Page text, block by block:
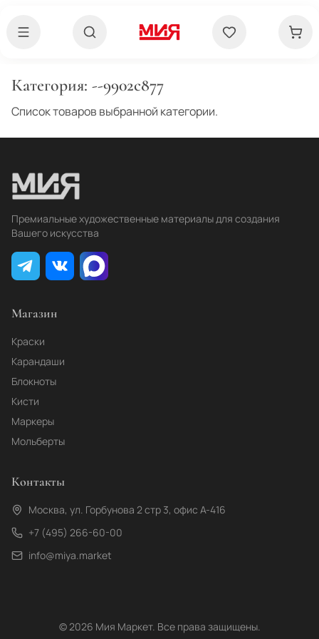
Категория: --9902c877
Список товаров выбранной категории.
Премиальные художественные материалы для создания
Вашего искусства
Магазин
Краски
Карандаши
Блокноты
Кисти
Маркеры
Мольберты
Контакты
Москва, ул. Горбунова 2 стр 3, офис А-416
+7 (495) 266-60-00
info@miya.market
©2026 Мия Маркет. Все права защищены.